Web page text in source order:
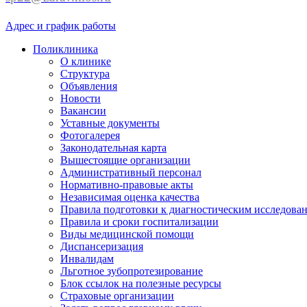
Адрес и график работы
Поликлиника
О клинике
Структура
Объявления
Новости
Вакансии
Уставные документы
Фотогалерея
Законодательная карта
Вышестоящие организации
Административный персонал
Нормативно-правовые акты
Независимая оценка качества
Правила подготовки к диагностическим
Правила и сроки госпитализации
Виды медицинской помощи
Диспансеризация
Инвалидам
Льготное зубопротезирование
Блок ссылок на полезные ресурсы
Страховые организации